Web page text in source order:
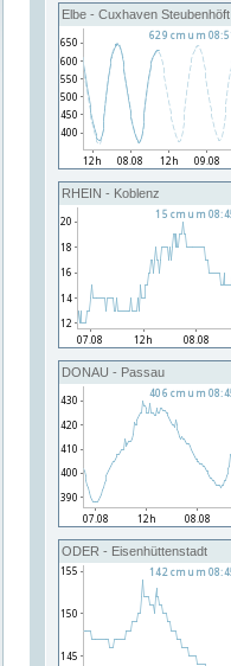
Elbe - Cuxhaven Steubenhöft
RHEIN - Koblenz
DONAU - Passau
ODER - Eisenhüttenstadt